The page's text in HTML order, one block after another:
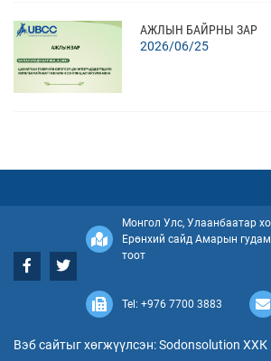
АЖЛЫН БАЙРНЫ ЗАР
2026/06/25
2026/06/24
ОРОЛЦОХ СОНИРХОЛ
“ЦАХИЛГААН
Монгол Улс, Улаанбаатар
Ерөнхий сайд Амарын
тоот
Tel: +976 7700 3883
Вэб сайтыг хөгжүүлсэн: Sodonsolution ХХК